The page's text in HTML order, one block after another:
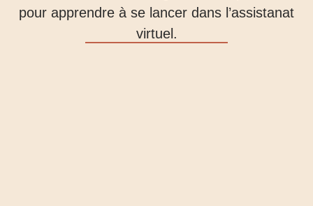
pour apprendre à se lancer dans l’assistanat
virtuel.